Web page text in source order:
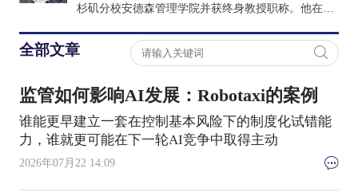
杉矶分校安德森管理学院并获终身教授职称。他在
继续兼任长江商学院中国企业研究中心研究学者；
1998年在哥伦比亚大学经济系授课，1999年获哥伦比
亚大学商学院工商管理博士学位；长期从事资本市
场、财务会计和股权投资的研究，是在证券分析领域
的国际著名专家，和多个国际一级学术刊物的长期审
稿人，<<会计研究评论>>编委；曾获2010年长江商学
院杰出研究奖、2005年加州大学安德森管理学院杰出
研究奖，以及2007年巴克莱全球投资最佳论文奖。现
任多个国内与国际公司的独董及资深顾问。
全部文章
监管如何影响AI发展：Robotaxi的案例
谁能更早建立一套在控制基本风险下的制度化试错能
力，谁就更可能在下一轮AI竞争中取得主动
2026年07月22 14:09